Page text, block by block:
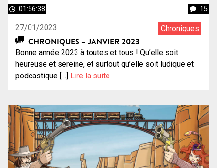
01:56:38 15
27/01/2023 Chroniques
CHRONIQUES – JANVIER 2023
Bonne année 2023 à toutes et tous ! Qu’elle soit
heureuse et sereine, et surtout qu’elle soit ludique et
podcastique […] Lire la suite